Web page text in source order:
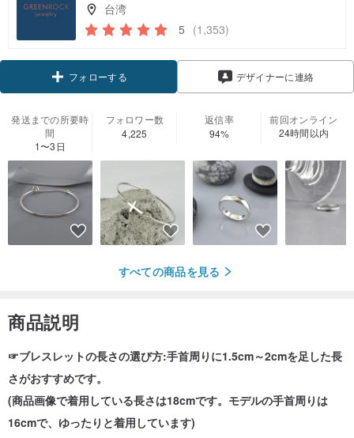
台湾
5 (1,353)
フォローする デザイナーに連絡
発送までの所要時
間
1〜3日
フォロワー数
4,225
返信率
94%
前回オンライン
24時間以内
すべての商品を見る
商品説明
☞ブレスレットの長さの選び方:手首周りに1.5cm～2cmを足した長
さがおすすめです。
(商品画像で着用している長さは18cmです。モデルの手首周りは
16cmで、ゆったりと着用しています)